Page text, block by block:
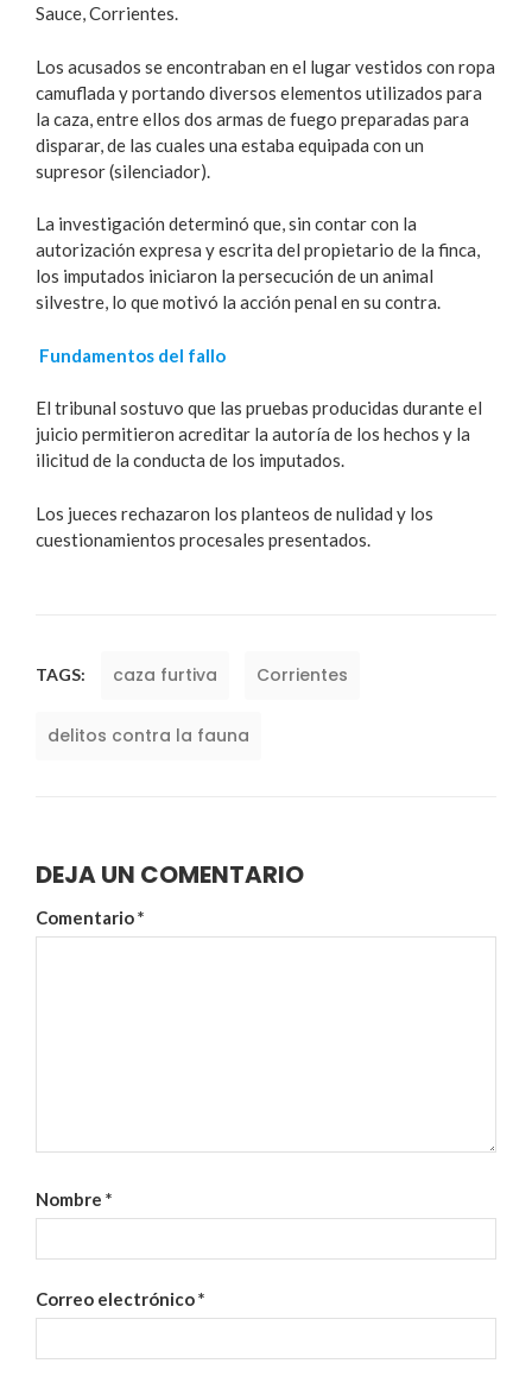
Sauce, Corrientes.
Los acusados se encontraban en el lugar vestidos con ropa
camuflada y portando diversos elementos utilizados para
la caza, entre ellos dos armas de fuego preparadas para
disparar, de las cuales una estaba equipada con un
supresor (silenciador).
La investigación determinó que, sin contar con la
autorización expresa y escrita del propietario de la finca,
los imputados iniciaron la persecución de un animal
silvestre, lo que motivó la acción penal en su contra.
Fundamentos del fallo
El tribunal sostuvo que las pruebas producidas durante el
juicio permitieron acreditar la autoría de los hechos y la
ilicitud de la conducta de los imputados.
Los jueces rechazaron los planteos de nulidad y los
cuestionamientos procesales presentados.
TAGS: caza furtiva Corrientes
delitos contra la fauna
DEJA UN COMENTARIO
Comentario*
Nombre *
Correo electrónico*